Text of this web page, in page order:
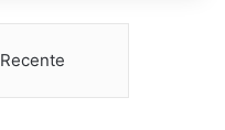
Recente